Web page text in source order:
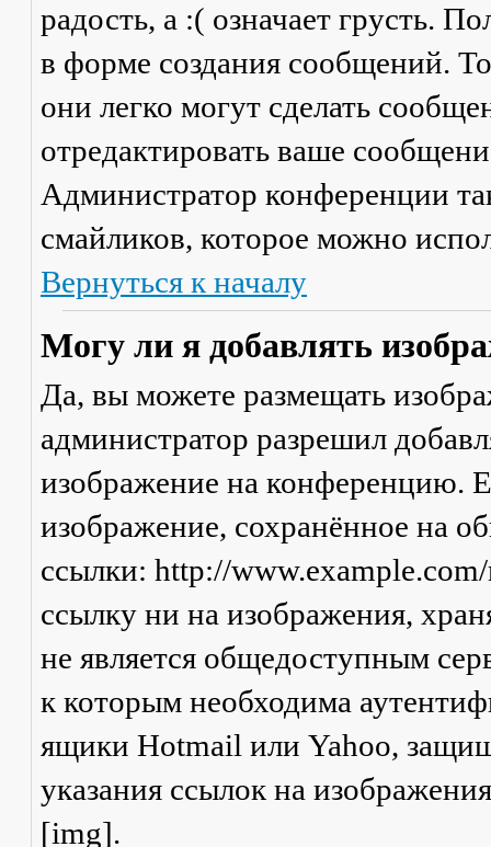
радость, а :( означает грусть.
в форме создания сообщений.
они легко могут сделать
отредактировать ваше
Администратор конференции
смайликов, которое можно
Вернуться к началу
Могу ли я добавлять
Да, вы можете размещать
администратор разрешил
изображение на конференцию.
изображение, сохранённое на
ссылки: http://
ссылку ни на изображения,
не является общедоступным
к которым необходима
ящики Hotmail или Yahoo,
указания ссылок на
[img].